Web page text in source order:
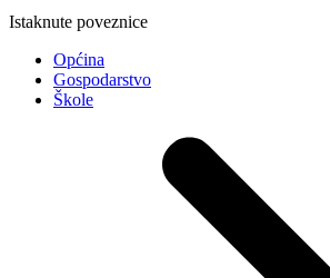
Istaknute poveznice
Općina
Gospodarstvo
Škole